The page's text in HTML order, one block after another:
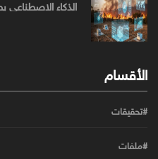
الذكاء الاصطناعي
الأقسام
#تحقيقات
#ملفات